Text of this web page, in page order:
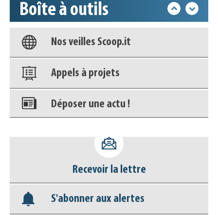
Boîte à outils
Base documentaire
Nos veilles Scoop.it
Appels à projets
Déposer une actu !
déconnecter)
Base documentaire
Nos veilles Scoop.it
Recevoir la lettre
S'abonner aux alertes